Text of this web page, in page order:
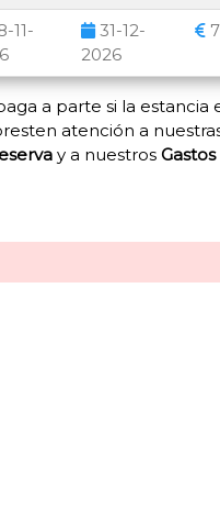
11-
31-12-
2026
a parte si la estancia
atención a
y a nuestros Gastos